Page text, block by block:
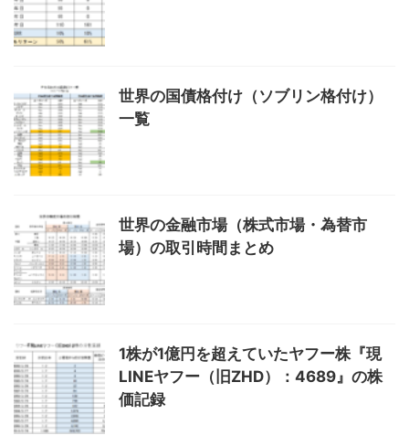
世界の国債格付け（ソブリン格付け）
一覧
世界の金融市場（株式市場・為替市
場）の取引時間まとめ
1株が1億円を超えていたヤフー株『現
LINEヤフー（旧ZHD）：4689』の株
価記録